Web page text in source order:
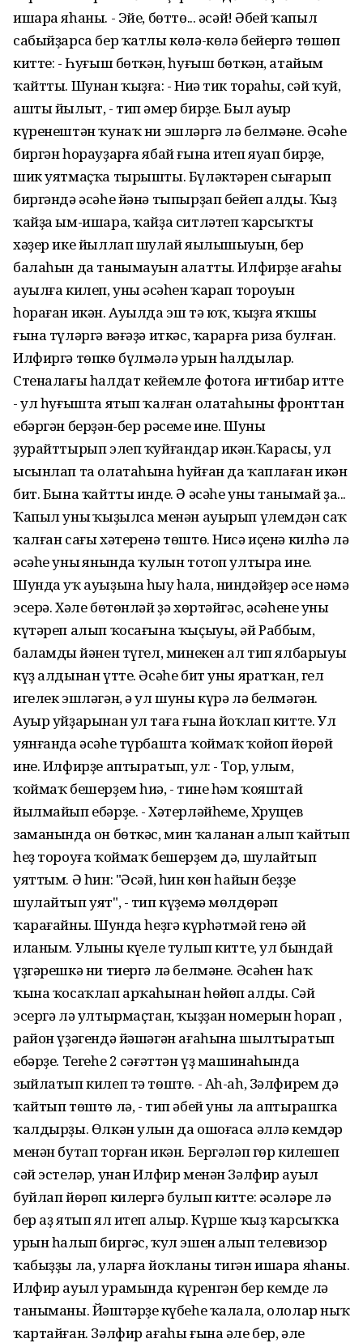
ишара яһаны. - Эйе, бөттө... әсәй! Әбей ҡапыл
сабыйҙарса бер ҡатлы көлә-көлә бейергә төшөп
китте: - Һуғыш бөткән, һуғыш бөткән, атайым
ҡайтты. Шунан ҡыҙға: - Ниңә тик тораһың, сәй ҡуй,
ашты йылыт, - тип әмер бирҙе. Был ауыр
күренештән ҡунаҡ ни эшләргә лә белмәне. Әсәһе
биргән һорауҙарға ябай ғына итеп яуап бирҙе,
шик уятмаҫҡа тырышты. Бүләктәрен сығарып
биргәндә әсәһе йәнә тыпырҙап бейеп алды. Ҡыҙ
ҡайҙа ым-ишара, ҡайҙа ситләтеп ҡарсыҡтың
хәҙер ике йыллап шулай яңылышыуын, бер
балаһын да танымауын аңлатты. Илфирҙең ағаһы
ауылға килеп, уның әсәһен ҡарап тороуын
һораған икән. Ауылда эш тә юҡ, ҡыҙға яҡшы
ғына түләргә вәғәҙә иткәс, ҡарарға риза булған.
Илфиргә төпкө бүлмәлә урын һалдылар.
Стеналағы һалдат кейемле фотоға иғтибар итте
- ул һуғышта ятып ҡалған олатаһының фронттан
ебәргән берҙән-бер рәсеме ине. Шуны
ҙурайттырып элеп ҡуйғандар икән.Ҡарасы, ул
ысынлап та олатаһына һуйған да ҡаплаған икән
бит. Бына ҡайтты инде. Ә әсәһе уны танымай ҙа...
Ҡапыл уның ҡыҙылса менән ауырып үлемдән саҡ
ҡалған сағы хәтеренә төштө. Нисә иҫенә килһә лә
әсәһе уның янында ҡулын тотоп ултыра ине.
Шунда уҡ ауыҙына һыу һала, ниндәйҙер әсе нәмә
эсерә. Хәле бөтөнләй ҙә хөртәйгәс, әсәһенең уны
күтәреп алып ҡосағына ҡыҫыуы, әй Раббым,
баламдың йәнен түгел, минекен ал тип ялбарыуы
күҙ алдынан үтте. Әсәһе бит уны яратҡан, гел
игелек эшләгән, ә ул шуны күрә лә белмәгән.
Ауыр уйҙарынан ул таңға ғына йоҡлап китте. Ул
уянғанда әсәһе түрбашта ҡоймаҡ ҡойоп йөрөй
ине. Илфирҙе аптыратып, ул: - Тор, улым,
ҡоймаҡ бешерҙем һиңә, - тине һәм ҡояштай
йылмайып ебәрҙе. - Хәтерләйһеңме, Хрущев
заманында он бөткәс, мин ҡаланан алып ҡайтып
һеҙ тороуға ҡоймаҡ бешерҙем дә, шулайтып
уяттым. Ә һин: "Әсәй, һин көн һайын беҙҙе
шулайтып уят", - тип күҙемә мөлдөрәп
ҡарағайның. Шунда һеҙгә күрһәтмәй генә әй
иланым. Улының күңеле тулып китте, ул бындай
үҙгәрешкә ни тиергә лә белмәне. Әсәһен һаҡ
ҡына ҡосаҡлап арҡаһынан һөйөп алды. Сәй
эсергә лә ултырмаҫтан, ҡыҙҙан номерын һорап ,
район үҙәгендә йәшәгән ағаһына шылтыратып
ебәрҙе. Тегеһе 2 сәғәттән үҙ машинаһында
зыйлатып килеп тә төштө. - Аһ-аһ, Зәлфирем дә
ҡайтып төштө лә, - тип әбей уны ла аптырашҡа
ҡалдырҙы. Өлкән улын да ошоғаса әллә кемдәр
менән бутап торған икән. Бергәләп гөр килешеп
сәй эстеләр, унан Илфир менән Зәлфир ауыл
буйлап йөрөп килергә булып китте: әсәләре лә
бер аҙ ятып ял итеп алыр. Күрше ҡыҙ ҡарсыҡҡа
урын һалып биргәс, ҡул эшен алып телевизор
ҡабыҙҙы ла, уларға йоҡланы тигән ишара яһаны.
Илфир ауыл урамында күренгән бер кемде лә
таныманы. Йәштәрҙең күбеһе ҡалала, ололар ныҡ
ҡартайған. Зәлфир ағаһы ғына әле бер, әле